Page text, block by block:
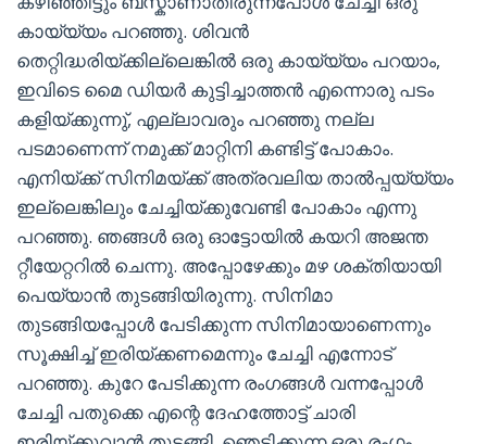
കായ്യ്യം പറഞ്ഞു. ശിവൻ
തെറ്റിദ്ധരിയ്ക്കില്ലെങ്കിൽ ഒരു കായ്യ്യം പറയാം,
ഇവിടെ മൈ ഡിയർ കുട്ടിച്ചാത്തൻ എന്നൊരു പടം
കളിയ്ക്കുന്നു്, എല്ലാവരും പറഞ്ഞു നല്ല
പടമാണെന്ന് നമുക്ക് മാറ്റിനി കണ്ടിട്ട് പോകാം.
എനിയ്ക്ക് സിനിമയ്ക്ക് അത്രവലിയ താൽപ്പയ്യ്യം
ഇല്ലെങ്കിലും ചേച്ചിയ്ക്കുവേണ്ടി പോകാം എന്നു
പറഞ്ഞു. ഞങ്ങൾ ഒരു ഓട്ടോയിൽ കയറി അജന്ത
റ്റീയേറ്ററിൽ ചെന്നു. അപ്പോഴേക്കും മഴ ശക്തിയായി
പെയ്യാൻ തുടങ്ങിയിരുന്നു. സിനിമാ
തുടങ്ങിയപ്പോൾ പേടിക്കുന്ന സിനിമായാണെന്നും
സൂക്ഷിച്ച് ഇരിയ്ക്കണമെന്നും ചേച്ചി എന്നോട്
പറഞ്ഞു. കുറേ പേടിക്കുന്ന രംഗങ്ങൾ വന്നപ്പോൾ
ചേച്ചി പതുക്കെ എന്റെ ദേഹത്തോട്ട് ചാരി